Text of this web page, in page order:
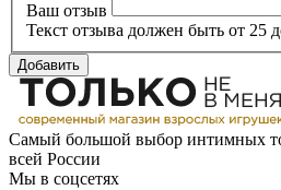
Ваш отзыв
Текст отзыва должен быть от 25
Добавить
Самый большой выбор интимных
всей России
Мы в соцсетях